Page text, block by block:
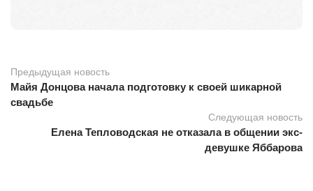
Предыдущая новость
Майя Донцова начала подготовку к своей шикарной
свадьбе
Следующая новость
Елена Тепловодская не отказала в общении экс-
девушке Яббарова